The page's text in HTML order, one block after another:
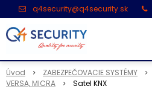
q4security@q4security.sk
Úvod ZABEZPEČOVACIE SYSTÉMY
VERSA, MICRA
Satel KNX